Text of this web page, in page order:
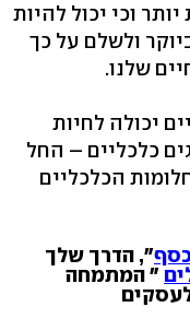
וכי יכול להיות
ולשלם על כך
שלנו.
יכולה לחיות
כלכליים – החל
הכלכליים
", הדרך שלך
" המתמחה